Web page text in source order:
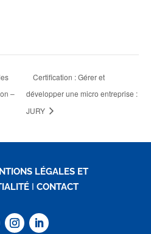
–
Certification : Gérer et
développer une micro entreprise :
JURY
LÉGALES ET
ICONTACT